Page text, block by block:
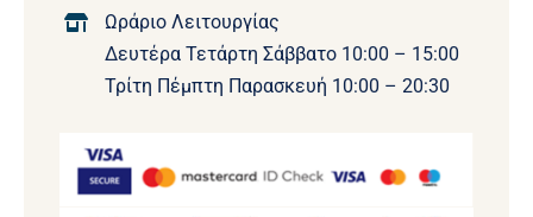
Ωράριο Λειτουργίας
Δευτέρα Τετάρτη Σάββατο 10:00 – 15:00
Τρίτη Πέμπτη Παρασκευή 10:00 – 20:30